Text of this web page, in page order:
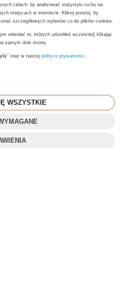
celach: by analizować statystyki ruchu na
miejscach w internecie. Kliknij poniżej, by
szczegółowych wyborów co do plików cookies.
odwołać te, których udzieliłeś wcześniej) klikając
samym dole strony.
oraz w naszej polityce prywatności.
WSZYSTKIE